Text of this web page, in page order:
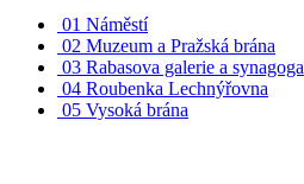
01 Náměstí
02 Muzeum a Pražská brána
03 Rabasova galerie a synagoga
04 Roubenka Lechnýřovna
05 Vysoká brána